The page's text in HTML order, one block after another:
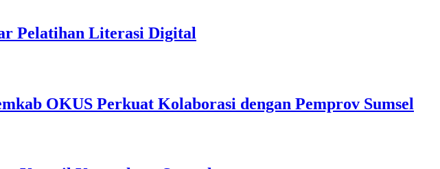
Pelatihan Literasi Digital
OKUS Perkuat Kolaborasi dengan Pemprov Sumsel